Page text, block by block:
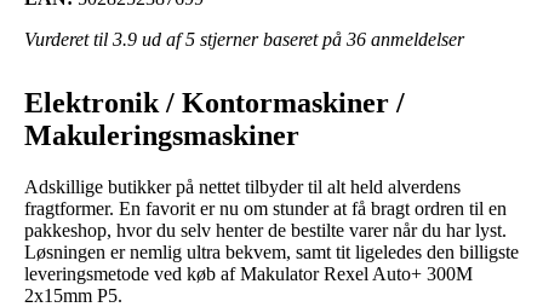
Vurderet til 3.9 ud af 5 stjerner baseret på 36 anmeldelser
Elektronik / Kontormaskiner /
Makuleringsmaskiner
Adskillige butikker på nettet tilbyder til alt held alverdens
fragtformer. En favorit er nu om stunder at få bragt ordren til en
pakkeshop, hvor du selv henter de bestilte varer når du har lyst.
Løsningen er nemlig ultra bekvem, samt tit ligeledes den billigste
leveringsmetode ved køb af Makulator Rexel Auto+ 300M
2x15mm P5.